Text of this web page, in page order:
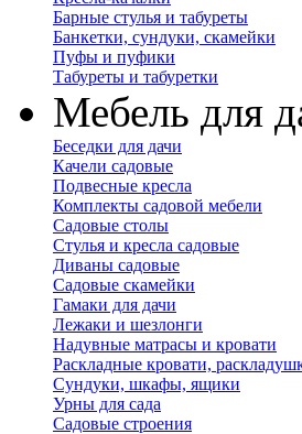
Барные стулья и табуреты
Банкетки, сундуки, скамейки
Пуфы и пуфики
Табуреты и табуретки
Мебель для
Беседки для дачи
Качели садовые
Подвесные кресла
Комплекты садовой мебели
Садовые столы
Стулья и кресла садовые
Диваны садовые
Садовые скамейки
Гамаки для дачи
Лежаки и шезлонги
Надувные матрасы и кровати
Раскладные кровати,
Сундуки, шкафы, ящики
Урны для сада
Садовые строения